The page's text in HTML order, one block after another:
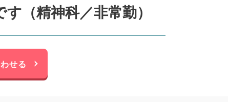
（精神科／非常勤）
せる